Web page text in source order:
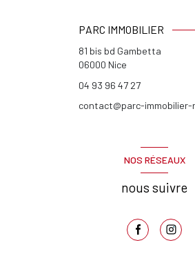
PARC IMMOBILIER
81 bis bd Gambetta
06000 Nice
04 93 96 47 27
contact@parc-immobilier-
NOS RÉSEAUX
nous suivre